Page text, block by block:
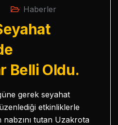
Haberler
Belli Oldu.
gerek seyahat
etkinliklerle
tutan Uzakrota